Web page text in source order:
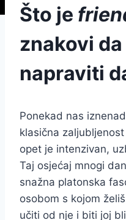
Što je
znakovi
napraviti
Ponekad nas
klasična
opet je intenzivan,
Taj osjećaj mnogi
snažna platonska
osobom s kojom
učiti od nje i biti joj